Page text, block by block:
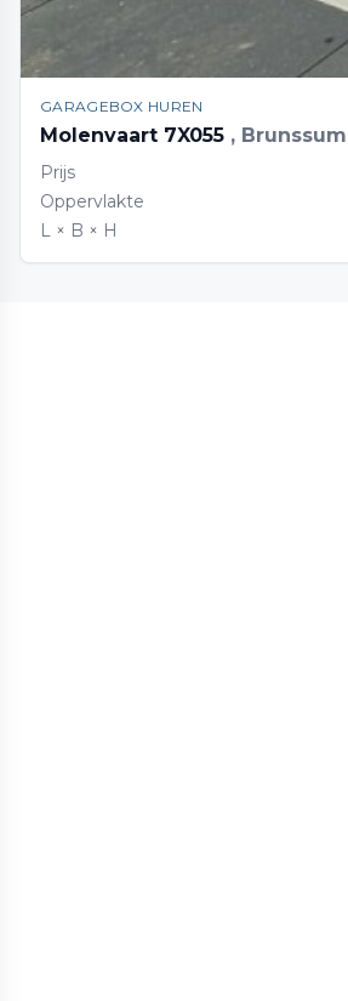
GARAGEBOX HUREN
Molenvaart 7X055 , Brunssum
Prijs
Oppervlakte
L × B × H